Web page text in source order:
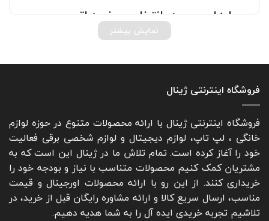
معیارهای مهم در انتخاب و خرید اتو مو
قبل از انتخاب اتو مو در سایت، حتما معیارهای زیر را در
جنس سرامیک، تیتانیوم، تورمالین، آیونیک یا
موهای نازک و رنگ‌شده مناسب‌اند. تیتانیومی برای
موهای ضخیم و فر و تورمالین برای موهای خشک
پیشنهاد می‌شود. مدل‌های آیونیک و کراتینه کمک
زیادی به درخشندگی و حفظ رطوبت مو می‌کنند.
تنظیم دما: قابلیت تنظیم دما برای جلوگیری از
آسیب حرارتی اهمیت دارد. مدل‌هایی با نمایشگر
نمایش بیشتر
فروشگاه اینترنتی ژینال
فروشگاه اینترنتی ژینال با ارائه محصولات متنوع در حوزه لوازم
خانگی ، لپ تاپ، لوازم دیجیتال و لوازم شخصی برقی فعالیت
خود را آغاز کرده است. تمام تلاش ما در ژینال این است که به
مشتریان کمک کنیم محصولات متناسب با نیاز و بودجه خود را
خریداری کنند. از این رو با ارائه محصولات اورجینال و قیمت
مناسب، ارسال سریع کالا و ارائه مشاوره رایگان قبل از خرید، در
تلاشیم تجربه خریدی ایده آل را به شما هدیه دهیم.